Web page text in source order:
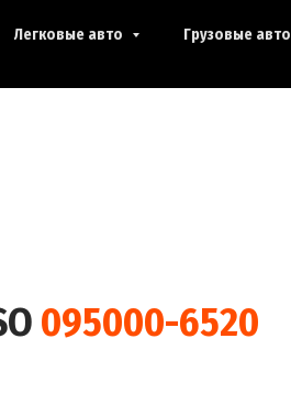
Легковые авто Грузовые авто
095000-6520